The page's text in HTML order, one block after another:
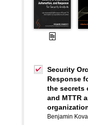
Security
Response
the secrets
and MTTR
Benjamin